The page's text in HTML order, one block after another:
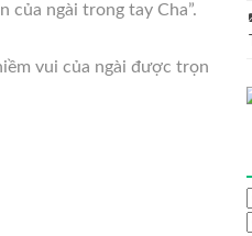
của ngài trong tay Cha”.
vui của ngài được trọn